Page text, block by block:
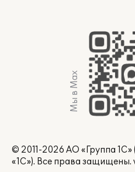
Мы в Max
© 2011-2026 АО «Группа
«1С»). Все права защищены.